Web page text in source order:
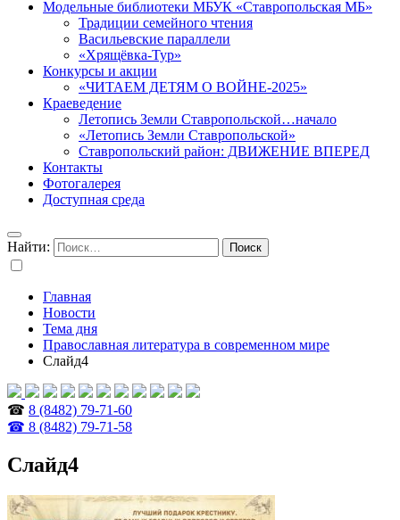
Модельные библиотеки МБУК «Ставропольская МБ»
Традиции семейного чтения
Васильевские параллели
«Хрящёвка-Тур»
Конкурсы и акции
«ЧИТАЕМ ДЕТЯМ О ВОЙНЕ-2025»
Краеведение
Летопись Земли Ставропольской…начало
«Летопись Земли Ставропольской»
Ставропольский район: ДВИЖЕНИЕ ВПЕРЕД
Контакты
Фотогалерея
Доступная среда
Найти:
Главная
Новости
Тема дня
Православная литература в современном мире
Слайд4
☎ 8 (8482) 79-71-60
☎ 8 (8482) 79-71-58
Слайд4